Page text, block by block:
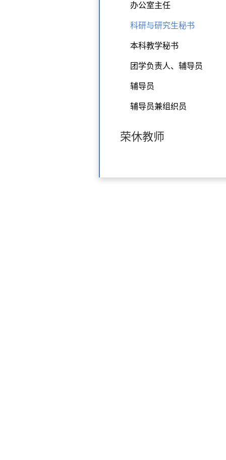
办公室主任
科研与研究生秘书
本科教学秘书
团学负责人、辅导员
辅导员
辅导员兼组织员
荣休教师